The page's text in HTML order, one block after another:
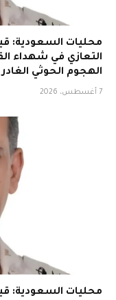
محليات السعودية:
التعازي في شهداء
الهجوم الحوثي الغادر
7 أغسطس، 2026
محليات السعودية: